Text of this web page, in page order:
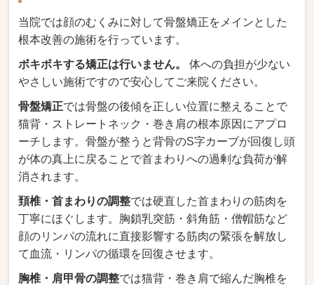
当院では顔のむくみに対して骨盤矯正をメインとした
根本改善の施術を行っています。
ボキボキする矯正は行いません。
体への負担が少ない
やさしい施術ですので安心してご来院ください。
骨盤矯正では骨盤の後傾を正しい位置に整えることで
猫背・ストレートネック・巻き肩の根本原因にアプロ
ーチします。骨盤が整うと背骨のS字カーブが回復し頭
が体の真上に戻ることで首まわりへの過剰な負荷が解
消されます。
頚椎・首まわりの調整では硬直した首まわりの筋肉を
丁寧にほぐします。胸鎖乳突筋・斜角筋・僧帽筋など
顔のリンパの流れに直接影響する筋肉の緊張を解放し
て血流・リンパの循環を回復させます。
胸椎・肩甲骨の調整では猫背・巻き肩で縮んだ胸椎を